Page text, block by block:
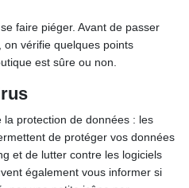
faire piéger. Avant de passer
vérifie quelques points
est sûre ou non.
protection de données : les
de protéger vos données
et de lutter contre les logiciels
également vous informer si